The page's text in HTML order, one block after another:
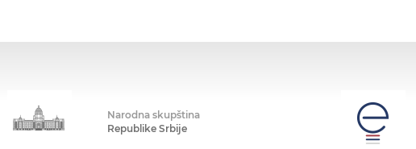
Narodna skupština
Republike Srbije